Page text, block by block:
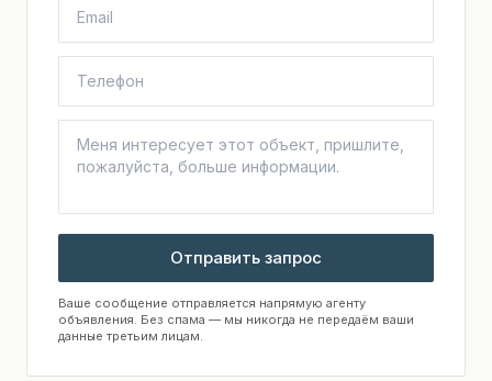
Отправить запрос
Ваше сообщение отправляется напрямую агенту
объявления. Без спама — мы никогда не передаём ваши
данные третьим лицам.